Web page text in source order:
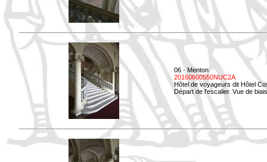
06 - Menton
20160600550NUC2A
Hôtel de voyageurs dit Hôtel
Départ de l'escalier. Vue de